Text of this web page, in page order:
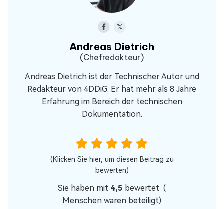
Andreas Dietrich
(Chefredakteur)
Andreas Dietrich ist der Technischer Autor und
Redakteur von 4DDiG. Er hat mehr als 8 Jahre
Erfahrung im Bereich der technischen
Dokumentation.
(Klicken Sie hier, um diesen Beitrag zu
bewerten)
Sie haben mit 4,5 bewertet (
Menschen waren beteiligt)